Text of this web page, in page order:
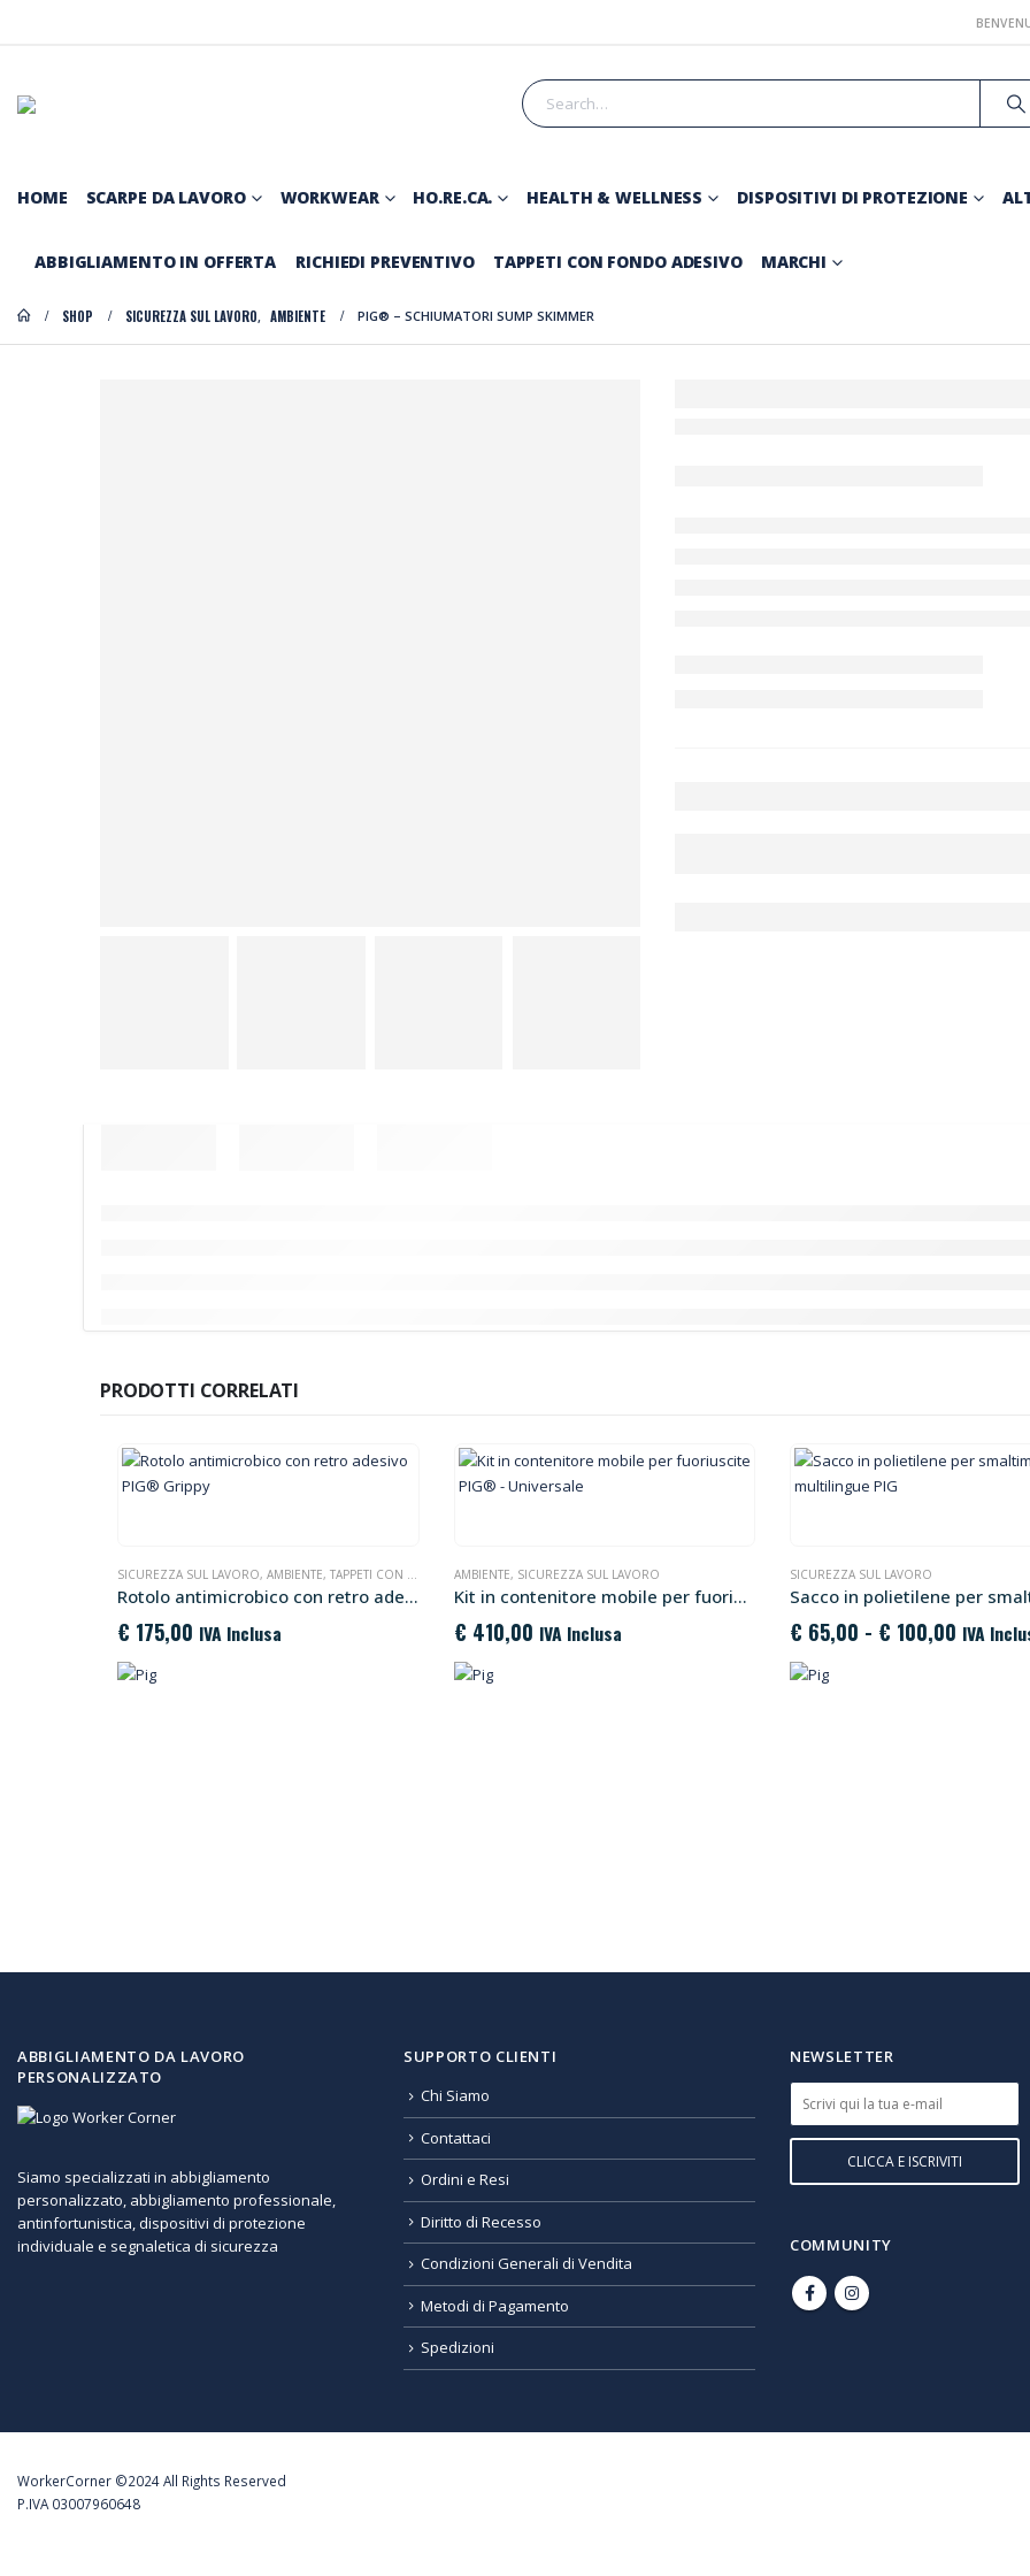
HOME SCARPE DA LAVORO WORKWEAR HO.RE.CA. HEALTH & WELLNESS DISPOSITIVI DI PROTEZIONE
ABBIGLIAMENTO IN OFFERTA RICHIEDI PREVENTIVO TAPPETI CON FONDO ADESIVO MARCHI
SHOP SICUREZZA SUL LAVORO, AMBIENTE PIG® – SCHIUMATORI SUMP SKIMMER
PRODOTTI CORRELATI
SICUREZZA SUL LAVORO, AMBIENTE, TAPPETI CON FONDO ADESIVO
Rotolo antimicrobico con retro adesivo PIG® Grippy
€ 175,00 IVA Inclusa
AMBIENTE, SICUREZZA SUL LAVORO
Kit in contenitore mobile per fuoriuscite PIG® – Universale
€ 410,00 IVA Inclusa
SICUREZZA SUL LAVORO
€ 65,00 - € 100,00 Fascia
di
IVA
ABBIGLIAMENTO DA LAVORO
PERSONALIZZATO
Siamo specializzati in abbigliamento
personalizzato, abbigliamento professionale,
antinfortunistica, dispositivi di protezione
individuale e segnaletica di sicurezza
SUPPORTO CLIENTI
Chi Siamo
Contattaci
Ordini e Resi
Diritto di Recesso
Condizioni Generali di Vendita
Metodi di Pagamento
Spedizioni
NEWSLETTER
COMMUNITY
WorkerCorner ©2024 All Rights Reserved
P.IVA 03007960648